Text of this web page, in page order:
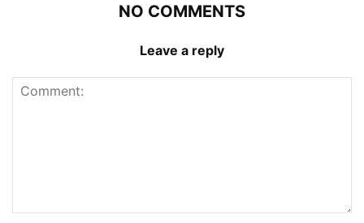
NO COMMENTS
Leave a reply